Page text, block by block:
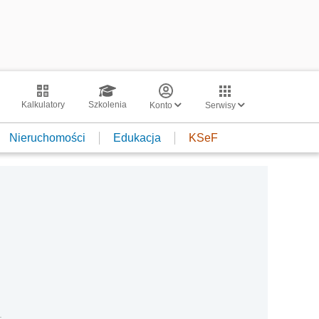
Kalkulatory Szkolenia Konto Serwisy
Nieruchomości Edukacja KSeF